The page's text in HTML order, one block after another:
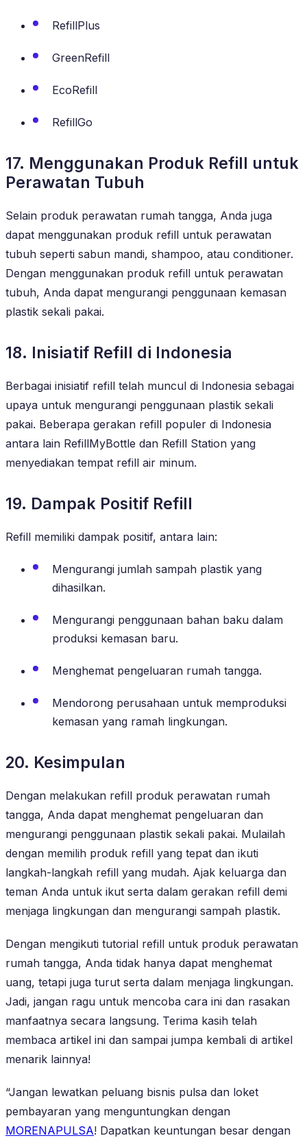
RefillPlus
GreenRefill
EcoRefill
RefillGo
17. Menggunakan Produk Refill untuk
Perawatan Tubuh
Selain produk perawatan rumah tangga, Anda juga
dapat menggunakan produk refill untuk perawatan
tubuh seperti sabun mandi, shampoo, atau conditioner.
Dengan menggunakan produk refill untuk perawatan
tubuh, Anda dapat mengurangi penggunaan kemasan
plastik sekali pakai.
18. Inisiatif Refill di Indonesia
Berbagai inisiatif refill telah muncul di Indonesia sebagai
upaya untuk mengurangi penggunaan plastik sekali
pakai. Beberapa gerakan refill populer di Indonesia
antara lain RefillMyBottle dan Refill Station yang
menyediakan tempat refill air minum.
19. Dampak Positif Refill
Refill memiliki dampak positif, antara lain:
Mengurangi jumlah sampah plastik yang
dihasilkan.
Mengurangi penggunaan bahan baku dalam
produksi kemasan baru.
Menghemat pengeluaran rumah tangga.
Mendorong perusahaan untuk memproduksi
kemasan yang ramah lingkungan.
20. Kesimpulan
Dengan melakukan refill produk perawatan rumah
tangga, Anda dapat menghemat pengeluaran dan
mengurangi penggunaan plastik sekali pakai. Mulailah
dengan memilih produk refill yang tepat dan ikuti
langkah-langkah refill yang mudah. Ajak keluarga dan
teman Anda untuk ikut serta dalam gerakan refill demi
menjaga lingkungan dan mengurangi sampah plastik.
Dengan mengikuti tutorial refill untuk produk perawatan
rumah tangga, Anda tidak hanya dapat menghemat
uang, tetapi juga turut serta dalam menjaga lingkungan.
Jadi, jangan ragu untuk mencoba cara ini dan rasakan
manfaatnya secara langsung. Terima kasih telah
membaca artikel ini dan sampai jumpa kembali di artikel
menarik lainnya!
“Jangan lewatkan peluang bisnis pulsa dan loket
pembayaran yang menguntungkan dengan
MORENAPULSA! Dapatkan keuntungan besar dengan